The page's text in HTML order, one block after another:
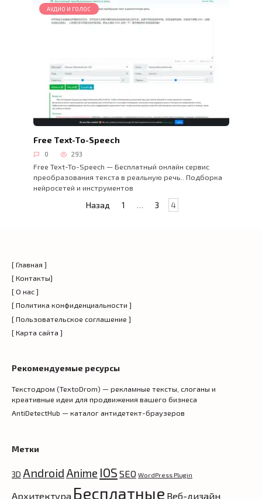
АУДИО И ГОЛОС
Free Text-To-Speech
0 293
Free Text-To-Speech — Бесплатный онлайн сервис
преобразования текста в реальную речь.. Подборка
нейросетей и инструментов
Назад 1 … 3 4
[ Главная ]
[ Контакты]
[ О нас ]
[ Политика конфиденциальности ]
[ Пользовательское соглашение ]
[ Карта сайта ]
Рекомендуемые ресурсы
Текстодром (TextoDrom) — рекламные тексты, слоганы и
креативные идеи для продвижения вашего бизнеса
AntiDetectHub — каталог антидетект-браузеров
Метки
3D Android Anime IOS SEO WordPress Plugin
Архитектура Бесплатные Веб-дизайн